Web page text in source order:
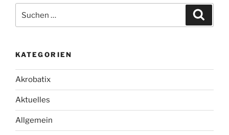
nach:
KATEGORIEN
Akrobatix
Aktuelles
Allgemein